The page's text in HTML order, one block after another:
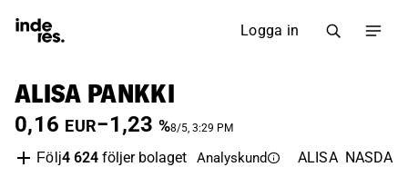
Logga in
ALISA PANKKI
0,16 EUR−1,23 %8/5, 3:29 PM
Följ4 624 följer bolaget Analyskund ALISA